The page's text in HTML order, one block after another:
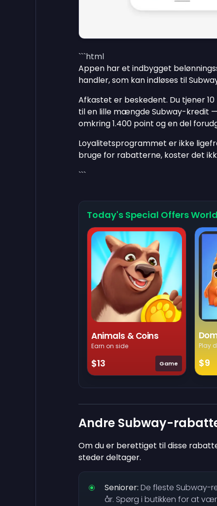
```html
Appen har et indbygget
handler, som kan indløses til
Afkastet er beskedent. Du tjener
til en lille mængde Subway-kredit
omkring 1.400 point og en del
Loyalitetsprogrammet er ikke
bruge for rabatterne, koster det
```
Today's Special Offers
Animals & Coins
Earn on side
$13 Game
Play
$9
Andre Subway-
Om du er berettiget til disse
steder deltager.
Seniorer: De fleste Subway-
år. Spørg i butikken for at